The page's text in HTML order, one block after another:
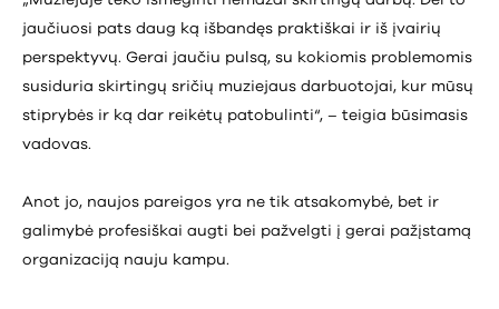
jaučiuosi pats daug ką išbandęs praktiškai ir iš įvairių
perspektyvų. Gerai jaučiu pulsą, su kokiomis problemomis
susiduria skirtingų sričių muziejaus darbuotojai, kur mūsų
stiprybės ir ką dar reikėtų patobulinti“, – teigia būsimasis
vadovas.
Anot jo, naujos pareigos yra ne tik atsakomybė, bet ir
galimybė profesiškai augti bei pažvelgti į gerai pažįstamą
organizaciją nauju kampu.